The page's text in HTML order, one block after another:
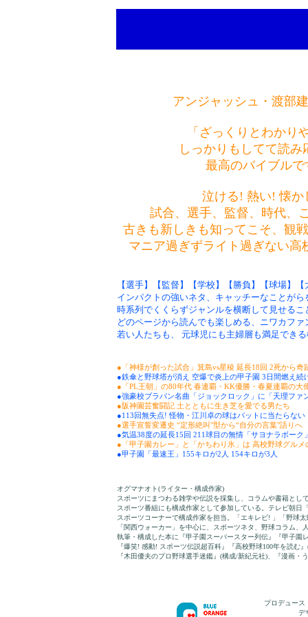
アンジャッシュ・渡部
「ざっくりとわかり
しっかりもしてて読み
最高のバイブルで
泣ける! 熱い! 懐か
試合、選手、監督、時代
古きも新しきも知ってこそ、観
マニア過ぎずライト過ぎない高
【選手】【監督】【学校】【勝負】【球場】
インパクトの強いネタ、キャッチーなことが
時系列でくくらずジャンルを横断して見せる
どのページから読んでも楽しめる、ニワカフ
若い人たちも、 元球児にも主婦層も満足でき
●「神様が創った試合」箕島vs星稜 延長18回 2死から奇
●鉄傘と野球塔が消え 空爆で炎上の甲子園 3日間燃え続
●「PL王朝」の80年代 春連覇・KK優勝・春夏連覇の大
●強豪校ブラバン名曲「ジョックロック」に「天理ファ
●阪神園芸奮闘記 土とともに生き芝を愛でる男たち
●113回無失点! 怪物・江川卓の球はバットに当たらない
●選手宣誓変遷史 “定形絶叫"型から“自分の言葉"語りへ
●気温38度の延長15回 211球目の無情「サヨナラボーク
●「甲子園カレー」と「かちわり氷」は 高校野球グルメ
●甲子園「最速王」155キロが2人 154キロが3人
オグマナオト(ライター・構成作家)
スポーツにまつわる雑学や伝説を採集し、コラムや書籍とし
スポーツ番組にも構成作家として参加している。テレビ朝日
スポーツコーナーで構成作家を担当。「エキレビ! 」「野球
「関西ウォーカー」を中心に、スポーツネタ、野球コラム、
執筆・構成した本に『甲子園スーパースター列伝』『甲子園
『爆笑! 感動! スポーツ伝説超百科』『高校野球100年を読む
『木田優夫のプロ野球選手迷鑑』(構成/新紀元社)、『漫画・
プロデュース
デ